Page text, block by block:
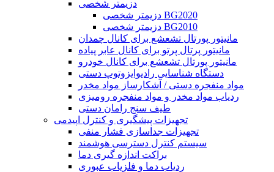
دزیمتر شخصی
دزیمتر شخصی BG2020
دزیمتر شخصی BG2010
مانیتور پورتال تشعشع برای کانال چمدان
مانیتور پرتال پرتو برای کانال عابر پیاده
مانیتور پورتال تشعشع برای کانال خودرو
دستگاه شناسایی رادیوایزوتوپ دستی
مواد منفجره دستی / آشکارساز مواد مخدر
ردیاب مواد مخدر و مواد منفجره رومیزی
طیف سنج رامان دستی
تجهیزات پیشگیری و کنترل اپیدمی
تجهیزات جداسازی فشار منفی
سیستم کنترل دسترسی هوشمند
براکت اندازه گیری دما
ردیاب دما و فلزیاب عبوری